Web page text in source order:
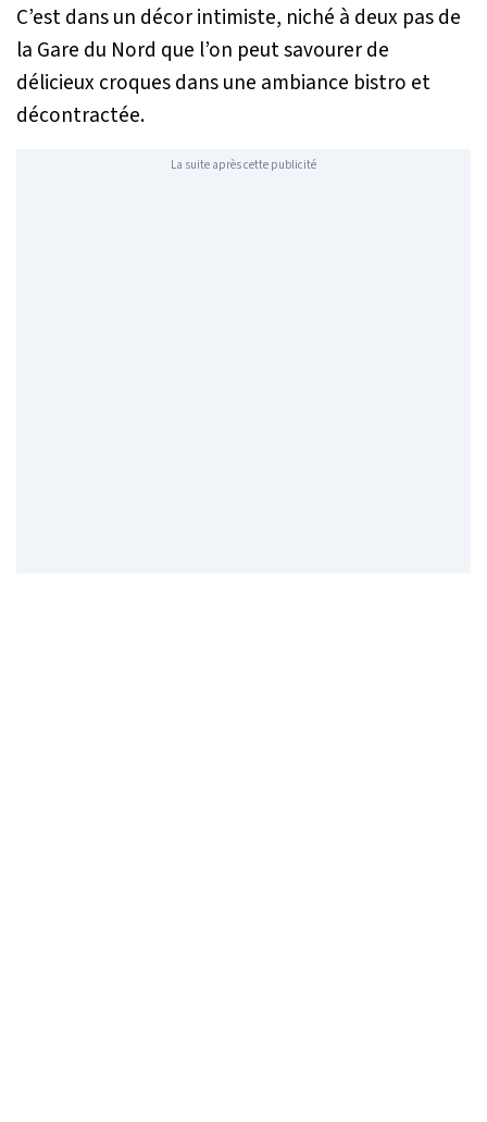
C’est dans un décor intimiste, niché à deux pas de
la Gare du Nord que l’on peut savourer de
délicieux croques dans une ambiance bistro et
décontractée.
La suite après cette publicité